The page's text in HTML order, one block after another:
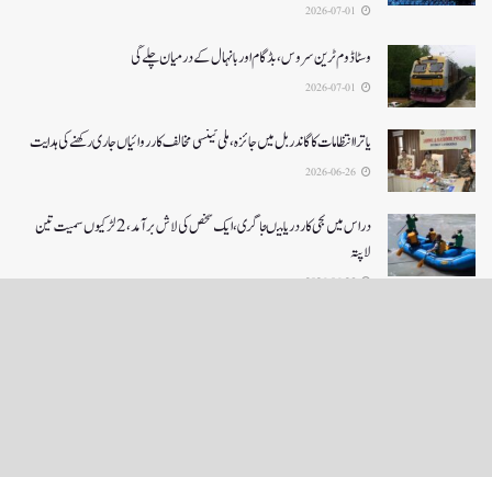
وسٹا ڈوم ٹرین سروس ، بڈگام اور بانہال کے درمیان چلے گی
یاترا انتظامات کا گاندربل میں جائزہ، ملی ٹینسی مخالف کارروائیاں جاری رکھنے کی ہدایت
دراس میں نجی کاردریا میںجا گری،ایک شخص کی لاش بر آمد، 2لڑکیوں سمیت تین
لاپتہ
2026-06-25